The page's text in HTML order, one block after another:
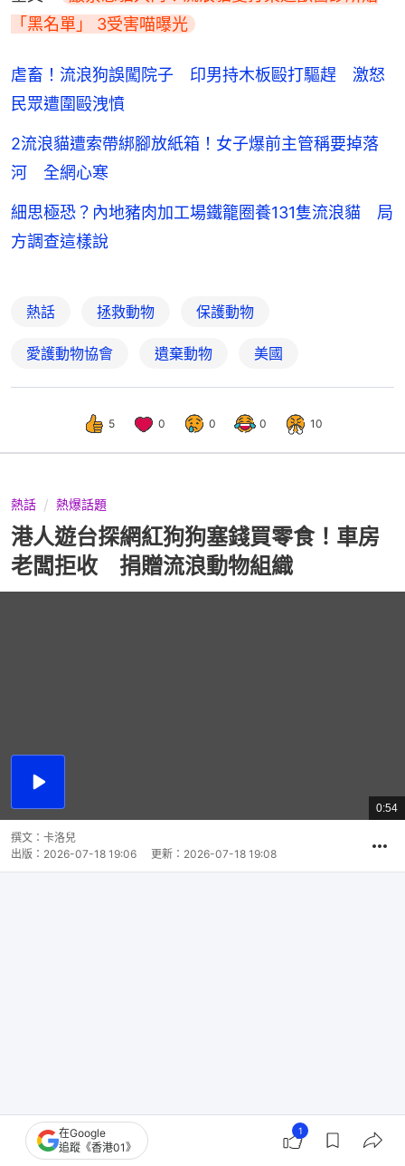
「黑名單」 3受害喵曝光
虐畜！流浪狗誤闖院子 印男持木板毆打驅趕 激怒
民眾遭圍毆洩憤
2流浪貓遭索帶綁腳放紙箱！女子爆前主管稱要掉落
河 全網心寒
細思極恐？內地豬肉加工場鐵籠圈養131隻流浪貓 局
方調查這樣說
熱話 拯救動物 保護動物
愛護動物協會 遺棄動物 美國
5 0 0 0 10
熱話 熱爆話題
港人遊台探網紅狗狗塞錢買零食！車房
老闆拒收 捐贈流浪動物組織
播
總
共
0:54
撰文： 卡洛兒
出版： 2026-07-18 19:06 更新： 2026-07-18 19:08
狗狗是人類最忠心的朋友，值得我們愛護！台灣有車
在Google
追蹤《香港01》
1